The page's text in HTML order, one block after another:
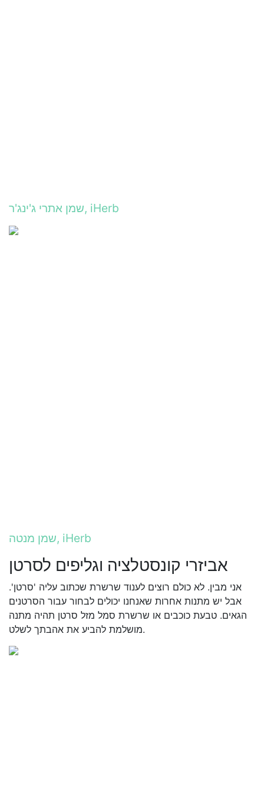
שמן אתרי ג'ינג'ר, iHerb
שמן מנטה, iHerb
אביזרי קונסטלציה וגליפים לסרטן
אני מבין. לא כולם רוצים לענוד שרשרת שכתוב עליה 'סרטן'.
אבל יש מתנות אחרות שאנחנו יכולים לבחור עבור הסרטנים
הגאים. טבעת כוכבים או שרשרת סמל מזל סרטן תהיה מתנה
מושלמת להביע את אהבתך לשלט.